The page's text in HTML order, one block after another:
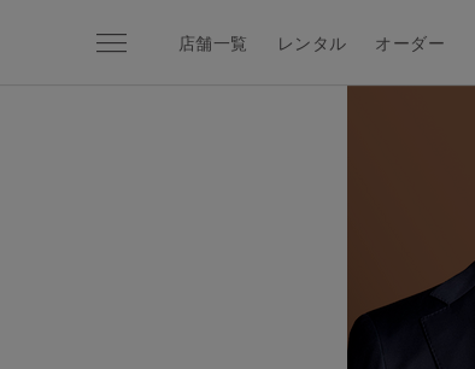
menu 店舗一覧 レンタル オーダー